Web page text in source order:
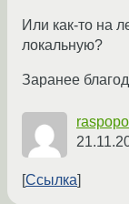
Или как-то на
локальную?
Заранее
Ссылка